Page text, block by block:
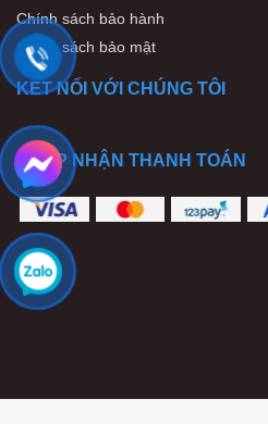
Chính sách bảo hành
Chính sách bảo mật
KẾT NỐI VỚI CHÚNG TÔI
CHẤP NHẬN THANH TOÁN